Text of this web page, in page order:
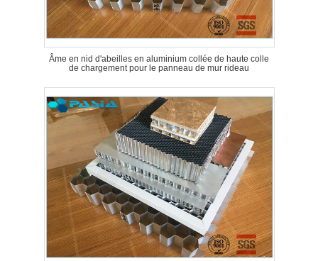
Âme en nid d'abeilles en aluminium collée de haute colle
de chargement pour le panneau de mur rideau